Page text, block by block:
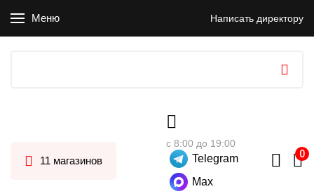
Меню Написать директору
11 магазинов
с 8:00 до 19:00
Telegram
Max